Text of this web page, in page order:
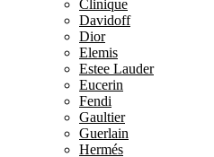
Clinique
Davidoff
Dior
Elemis
Estee Lauder
Eucerin
Fendi
Gaultier
Guerlain
Hermés